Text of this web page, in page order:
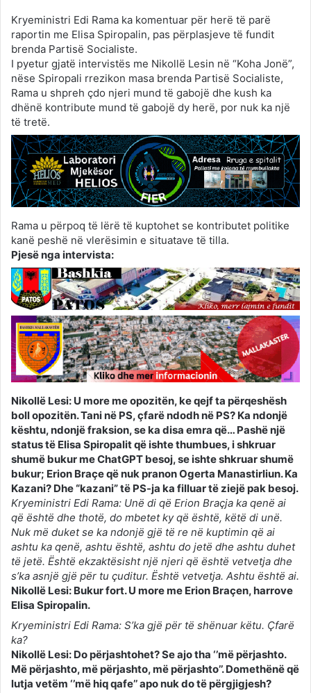
Kryeministri Edi Rama ka komentuar për herë të parë
raportin me Elisa Spiropalin, pas përplasjeve të fundit
brenda Partisë Socialiste.
I pyetur gjatë intervistës me Nikollë Lesin në “Koha Jonë”,
nëse Spiropali rrezikon masa brenda Partisë Socialiste,
Rama u shpreh çdo njeri mund të gabojë dhe kush ka
dhënë kontribute mund të gabojë dy herë, por nuk ka një
të tretë.
Rama u përpoq të lërë të kuptohet se kontributet politike
kanë peshë në vlerësimin e situatave të tilla.
Pjesë nga intervista:
Nikollë Lesi: U more me opozitën, ke qejf ta përqeshësh
boll opozitën. Tani në PS, çfarë ndodh në PS? Ka ndonjë
kështu, ndonjë fraksion, se ka disa emra që… Pashë një
status të Elisa Spiropalit që ishte thumbues, i shkruar
shumë bukur me ChatGPT besoj, se ishte shkruar shumë
bukur; Erion Braçe që nuk pranon Ogerta Manastirliun. Ka
Kazani? Dhe “kazani” të PS-ja ka filluar të ziejë pak besoj.
Kryeministri Edi Rama: Unë di që Erion Braçja ka qenë ai
që është dhe thotë, do mbetet ky që është, këtë di unë.
Nuk më duket se ka ndonjë gjë të re në kuptimin që ai
ashtu ka qenë, ashtu është, ashtu do jetë dhe ashtu duhet
të jetë. Është ekzaktësisht një njeri që është vetvetja dhe
s’ka asnjë gjë për tu çuditur. Është vetvetja. Ashtu është ai.
Nikollë Lesi: Bukur fort. U more me Erion Braçen, harrove
Elisa Spiropalin.
Kryeministri Edi Rama: S’ka gjë për të shënuar këtu. Çfarë
ka?
Nikollë Lesi: Do përjashtohet? Se ajo tha ‘’më përjashto.
Më përjashto, më përjashto, më përjashto’’. Domethënë që
lutja vetëm ‘’më hiq qafe’’ apo nuk do të përgjigjesh?